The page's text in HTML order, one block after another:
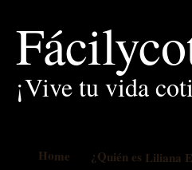
¡Vive tu vida
Home ¿Quién es Liliana